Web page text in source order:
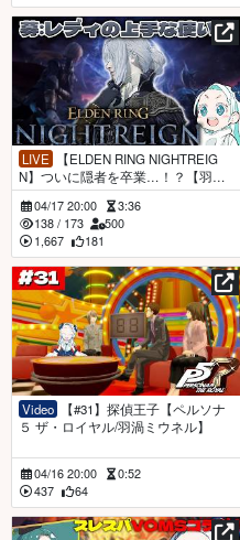
LIVE 【ELDEN RING NIGHTREIG
N】ついに隠者を卒業…！？【羽渦
ミウネル/ #見ルネル 】
04/17 20:00
3:36
138/ 173
500
1,667
181
Video【#31】探偵王子【ペルソナ
５ ザ・ロイヤル/羽渦ミウネル】
04/16 20:00
0:52
437
64